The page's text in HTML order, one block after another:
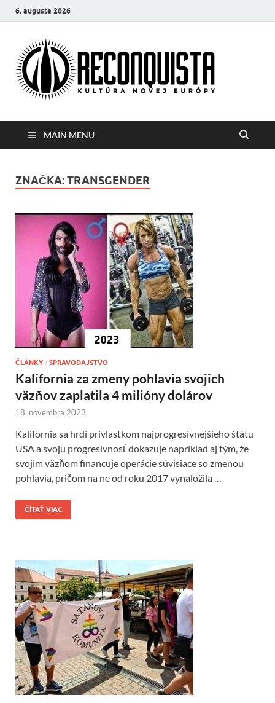
6. augusta 2026
MAIN MENU
ZNAČKA:TRANSGENDER
ČLÁNKY / SPRAVODAJSTVO
Kalifornia za zmeny pohlavia svojich
väzňov zaplatila 4 milióny dolárov
18. novembra 2023
Kalifornia sa hrdí prívlastkom najprogresívnejšieho štátu
USA a svoju progresívnosť dokazuje napríklad aj tým, že
svojim väzňom financuje operácie súvisiace so zmenou
pohlavia, pričom na ne od roku 2017 vynaložila …
ČÍTAŤ VIAC